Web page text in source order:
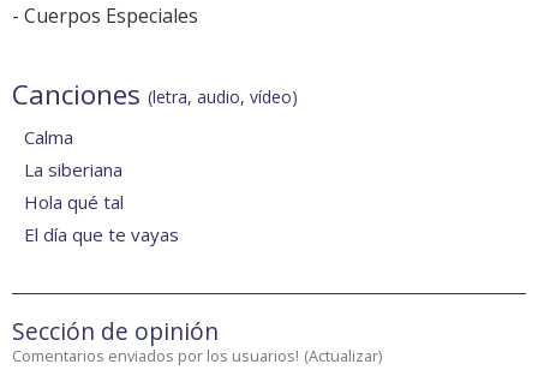
- Cuerpos Especiales
Canciones (letra, audio, vídeo)
Calma
La siberiana
Hola qué tal
El día que te vayas
Sección de opinión
Comentarios enviados por los usuarios! (Actualizar)